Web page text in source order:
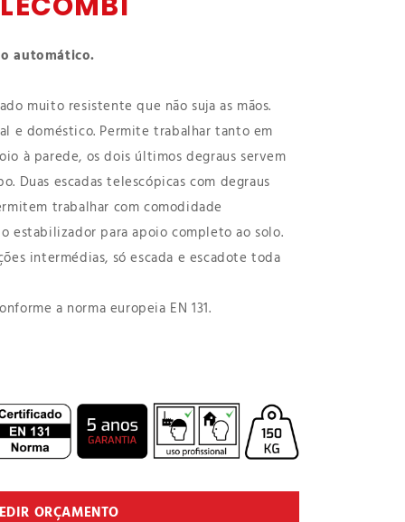
automático.
muito resistente que não suja as mãos.
e doméstico. Permite trabalhar tanto em
à parede, os dois últimos degraus servem
Duas escadas telescópicas com degraus
trabalhar com comodidade
estabilizador para apoio completo ao solo.
intermédias, só escada e escadote toda
a norma europeia EN 131.
ORÇAMENTO